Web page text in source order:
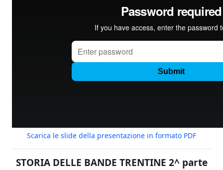
Scarica le slide della presentazione in formato PDF
STORIA DELLE BANDE TRENTINE 2^ parte